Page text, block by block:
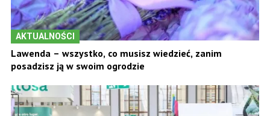
AKTUALNOŚCI
Lawenda – wszystko, co musisz wiedzieć, zanim
posadzisz ją w swoim ogrodzie